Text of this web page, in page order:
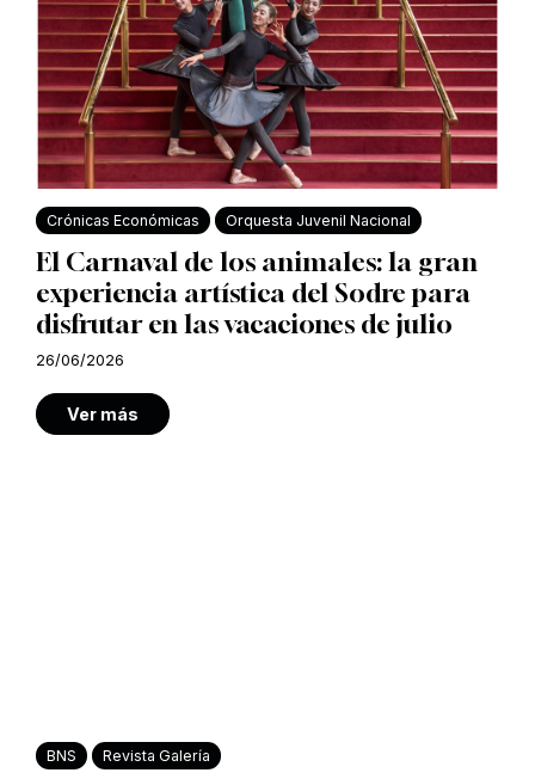
Crónicas Económicas Orquesta Juvenil Nacional
El Carnaval de los animales: la gran
experiencia artística del Sodre para
disfrutar en las vacaciones de julio
26/06/2026
Ver más
BNS Revista Galería